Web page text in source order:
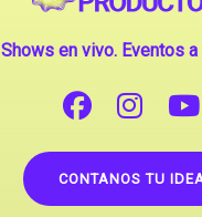
Shows en vivo. Eventos a
CONTANOS TU